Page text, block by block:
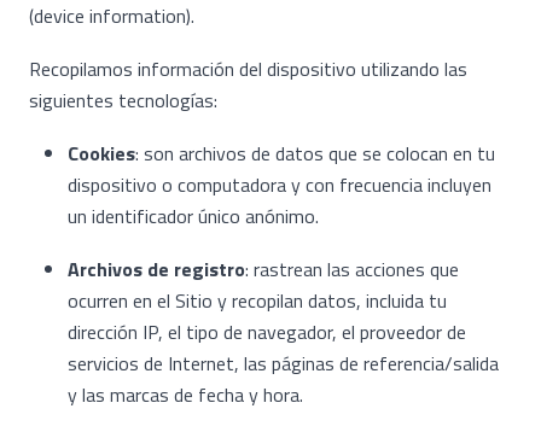
(device information).
Recopilamos información del dispositivo utilizando las
siguientes tecnologías:
Cookies: son archivos de datos que se colocan en tu
dispositivo o computadora y con frecuencia incluyen
un identificador único anónimo.
Archivos de registro: rastrean las acciones que
ocurren en el Sitio y recopilan datos, incluida tu
dirección IP, el tipo de navegador, el proveedor de
servicios de Internet, las páginas de referencia/salida
y las marcas de fecha y hora.